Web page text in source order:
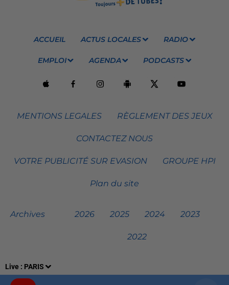
Live : PARIS
ACCUEIL ACTUS LOCALES RADIO
EMPLOI AGENDA PODCASTS
MENTIONS LEGALES RÈGLEMENT DES JEUX
CONTACTEZ NOUS
VOTRE PUBLICITÉ SUR EVASION GROUPE HPI
Plan du site
Archives 2026 2025 2024 2023
2022